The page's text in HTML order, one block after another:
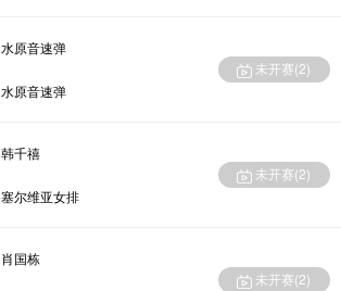
水原音速弹
水原音速弹
未开赛(2)
韩千禧
塞尔维亚女排
未开赛(2)
肖国栋
未开赛(2)